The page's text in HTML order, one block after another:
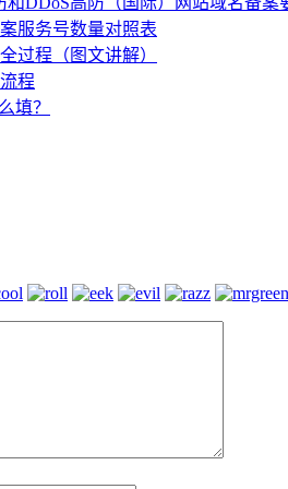
服务号数量对照表
过程（图文讲解）
程
填？